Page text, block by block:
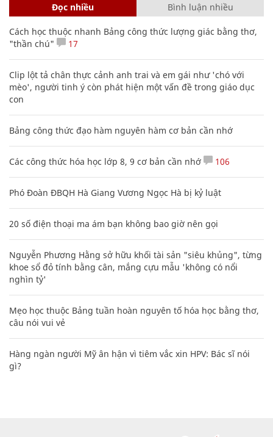
Đọc nhiều Bình luận nhiều
Cách học thuộc nhanh Bảng công thức lượng giác bằng thơ,
"thần chú"
17
Clip lột tả chân thực cảnh anh trai và em gái như 'chó với
mèo', người tinh ý còn phát hiện một vấn đề trong giáo dục
con
Bảng công thức đạo hàm nguyên hàm cơ bản cần nhớ
Các công thức hóa học lớp 8, 9 cơ bản cần nhớ 106
Phó Đoàn ĐBQH Hà Giang Vương Ngọc Hà bị kỷ luật
20 số điện thoại ma ám bạn không bao giờ nên gọi
Nguyễn Phương Hằng sở hữu khối tài sản "siêu khủng", từng
khoe sổ đỏ tính bằng cân, mắng cựu mẫu 'không có nổi
nghìn tỷ'
Mẹo học thuộc Bảng tuần hoàn nguyên tố hóa học bằng thơ,
câu nói vui vẻ
Hàng ngàn người Mỹ ân hận vì tiêm vắc xin HPV: Bác sĩ nói
gì?